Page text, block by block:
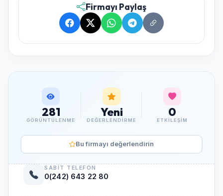
Firmayı Paylaş
281
GÖRÜNTÜLENME
Yeni
DEĞERLENDIRME
0
ETKILEŞIM
Bu firmayı değerlendirin
SABIT TELEFON
0(242) 643 22 80